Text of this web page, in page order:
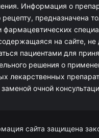
Информация о
предназначена
фармацевтических
на сайте, не
пациентами для
решения о
лекарственных
очной
сайта защищена